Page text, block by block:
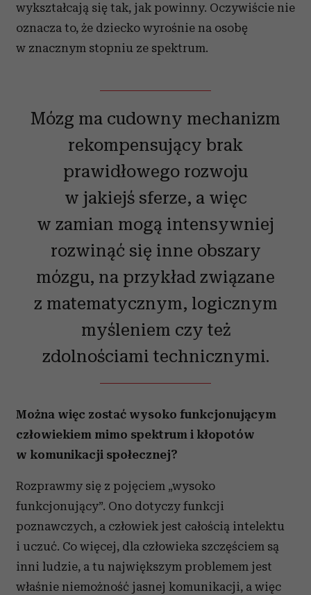
wykształcają się tak, jak powinny. Oczywiście nie
oznacza to, że dziecko wyrośnie na osobę
w znacznym stopniu ze spektrum.
Mózg ma cudowny mechanizm
rekompensujący brak
prawidłowego rozwoju
w jakiejś sferze, a więc
w zamian mogą intensywniej
rozwinąć się inne obszary
mózgu, na przykład związane
z matematycznym, logicznym
myśleniem czy też
zdolnościami technicznymi.
Można więc zostać wysoko funkcjonującym
człowiekiem mimo spektrum i kłopotów
w komunikacji społecznej?
Rozprawmy się z pojęciem „wysoko
funkcjonujący”. Ono dotyczy funkcji
poznawczych, a człowiek jest całością intelektu
i uczuć. Co więcej, dla człowieka szczęściem są
inni ludzie, a tu największym problemem jest
właśnie niemożność jasnej komunikacji, a więc